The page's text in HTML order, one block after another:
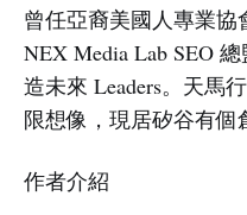
曾任亞裔美國人專業
NEX Media Lab SEO
造未來 Leaders。天馬
限想像，現居矽谷有個
作者介紹